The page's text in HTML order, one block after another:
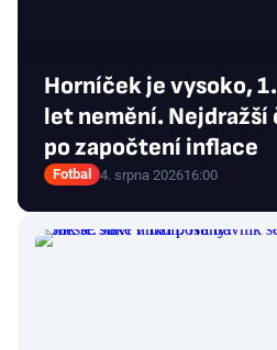
Horníček je vysoko,
let nemění.
po započtení inflace
Fotbal 4. srpna 202616:00